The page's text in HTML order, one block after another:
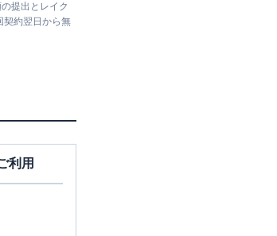
提出とレイク
契約翌日から無
利用